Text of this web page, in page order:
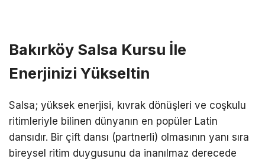
Bakırköy Salsa Kursu İle
Enerjinizi Yükseltin
Salsa; yüksek enerjisi, kıvrak dönüşleri ve coşkulu
ritimleriyle bilinen dünyanın en popüler Latin
dansıdır. Bir çift dansı (partnerli) olmasının yanı sıra
bireysel ritim duygusunu da inanılmaz derecede